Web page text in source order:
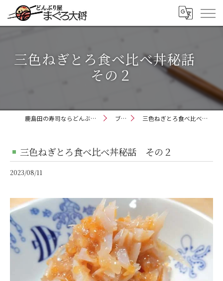
三色ねぎとろ食べ比べ丼秘話
その２
鹿島田の寿司ならどんぶり屋まぐろ大将 ブログ 三色ねぎとろ食べ比べ丼秘話 その２
三色ねぎとろ食べ比べ丼秘話 その２
2023/08/11